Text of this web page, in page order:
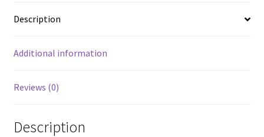
Description
Additional information
Reviews (0)
Description